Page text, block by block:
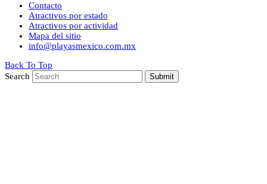
Contacto
Atractivos por estado
Atractivos por actividad
Mapa del sitio
info@playasmexico.com.mx
Back To Top
Search
Submit